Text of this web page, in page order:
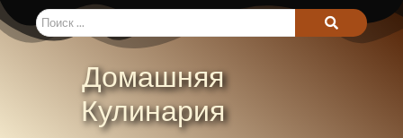
Домашняя
Кулинария